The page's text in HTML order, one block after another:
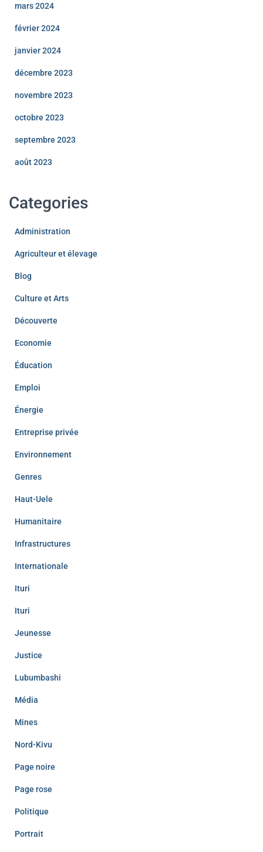
mars 2024
février 2024
janvier 2024
décembre 2023
novembre 2023
octobre 2023
septembre 2023
août 2023
Categories
Administration
Agriculteur et élevage
Blog
Culture et Arts
Découverte
Economie
Éducation
Emploi
Énergie
Entreprise privée
Environnement
Genres
Haut-Uele
Humanitaire
Infrastructures
Internationale
Ituri
Ituri
Jeunesse
Justice
Lubumbashi
Média
Mines
Nord-Kivu
Page noire
Page rose
Politique
Portrait